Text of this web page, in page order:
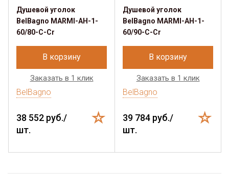
Душевой уголок
BelBagno MARMI-AH-1-
60/80-C-Cr
В корзину
Заказать в 1 клик
BelBagno
38 552 руб./
шт.
Душевой уголок
BelBagno MARMI-AH-1-
60/90-C-Cr
В корзину
Заказать в 1 клик
BelBagno
39 784 руб./
шт.